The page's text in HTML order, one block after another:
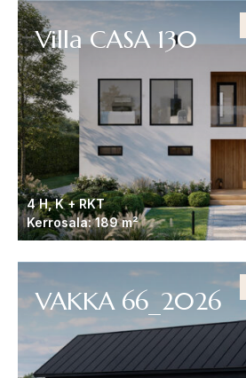
4 H, K + RKT
Kerrosala: 189 m²
Villa CASA 130
VAKKA 66_2026